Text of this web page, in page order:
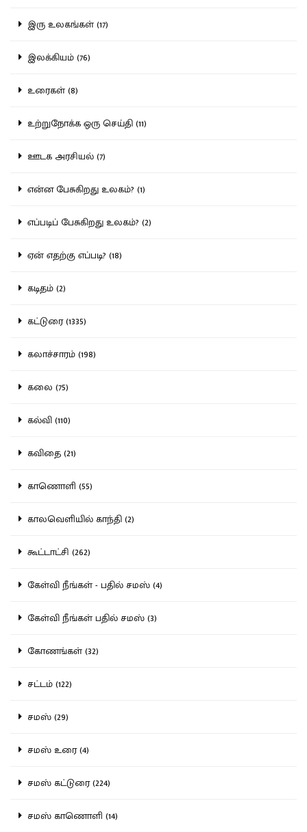
இரு உலகங்கள் (17)
இலக்கியம் (76)
உரைகள் (8)
உற்றுநோக்க ஒரு செய்தி (11)
ஊடக அரசியல் (7)
என்ன பேசுகிறது உலகம்? (1)
எப்படிப் பேசுகிறது உலகம்? (2)
ஏன் எதற்கு எப்படி? (18)
கடிதம் (2)
கட்டுரை (1335)
கலாச்சாரம் (198)
கலை (75)
கல்வி (110)
கவிதை (21)
காணொளி (55)
காலவெளியில் காந்தி (2)
கூட்டாட்சி (262)
கேள்வி நீங்கள் - பதில் சமஸ் (4)
கேள்வி நீங்கள் பதில் சமஸ் (3)
கோணங்கள் (32)
சட்டம் (122)
சமஸ் (29)
சமஸ் உரை (4)
சமஸ் கட்டுரை (224)
சமஸ் காணொளி (14)